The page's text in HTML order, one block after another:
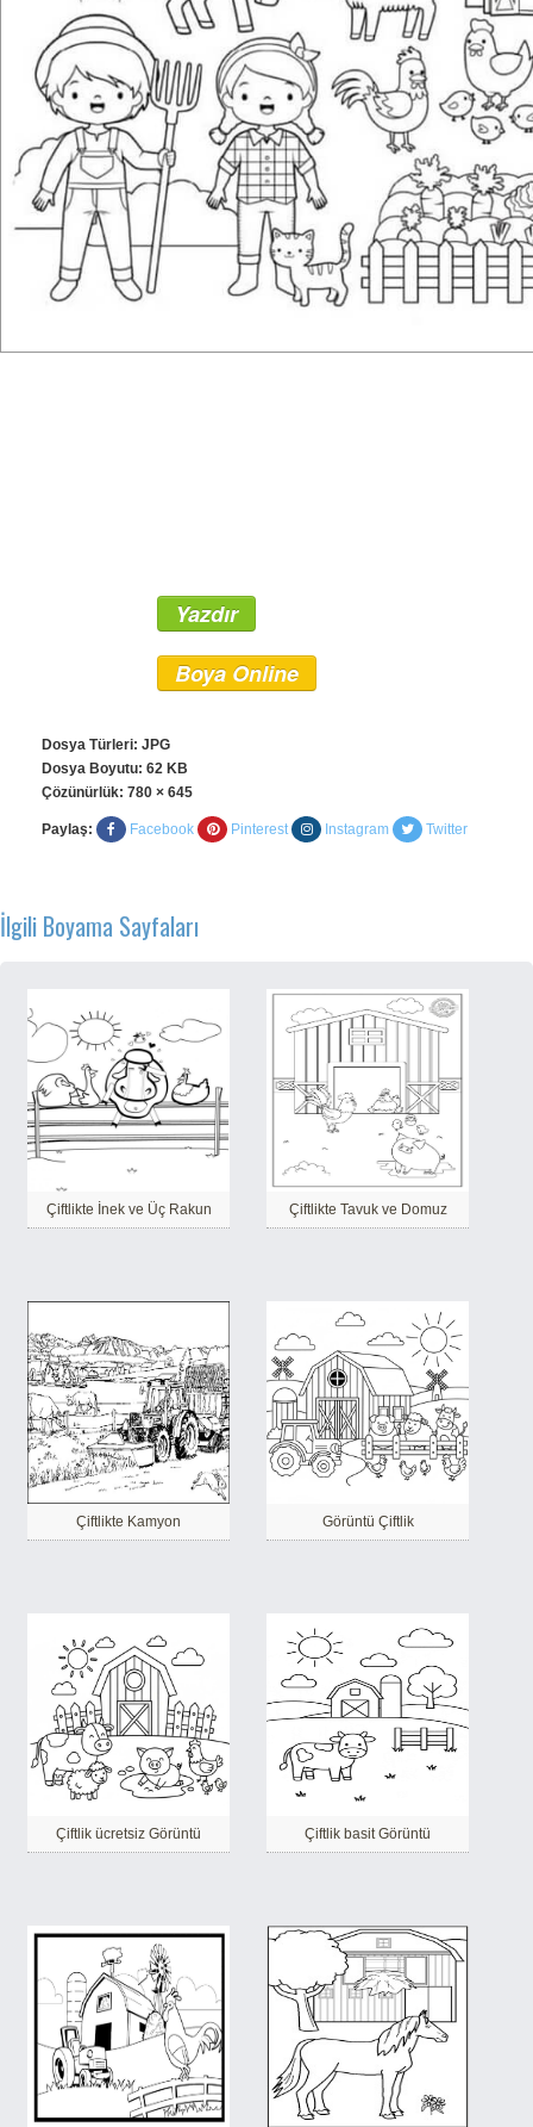
Yazdır
Boya Online
Dosya Türleri: JPG
Dosya Boyutu: 62 KB
Çözünürlük: 780 × 645
Paylaş: Facebook Pinterest Instagram Twitter
İlgili Boyama Sayfaları
Çiftlikte İnek ve Üç Rakun Çiftlikte Tavuk ve Domuz
Çiftlikte Kamyon Görüntü Çiftlik
Çiftlik ücretsiz Görüntü Çiftlik basit Görüntü